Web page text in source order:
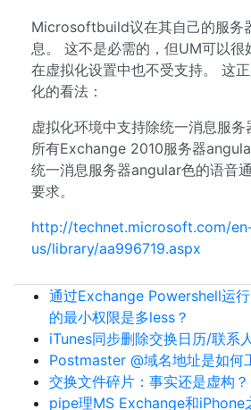
Microsoftbuild议在其自己的服务
息。 这不是必需的，但UM可以很
在虚拟化设置中也不受支持。 这
化的看法：
虚拟化环境中支持除统一消息服
所有Exchange 2010服务器
统一消息服务器angular色的语音
要求。
http://technet.microsoft.com/
us/library/aa996719.aspx
通过Exchange Powershell运
的最小权限是多less？
iTunes同步删除交换日历/联系
Postmaster @域名地址是如何
交换文件碎片：事实还是虚构？
pipe理MS Exchange和iPhone